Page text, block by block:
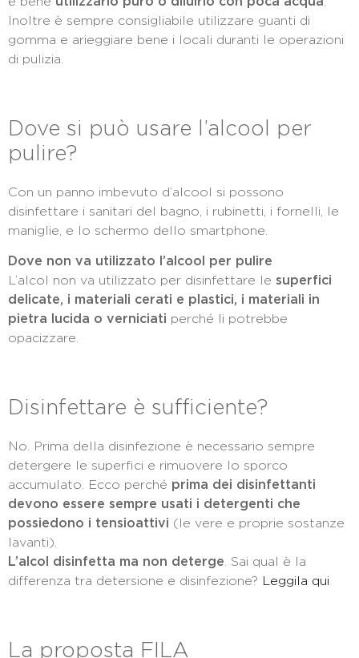
Inoltre è sempre consigliabile utilizzare guanti di
gomma e arieggiare bene i locali duranti le operazioni
di pulizia.
Dove si può usare l’alcool per
pulire?
Con un panno imbevuto d’alcool si possono
disinfettare i sanitari del bagno, i rubinetti, i fornelli, le
maniglie, e lo schermo dello smartphone.
Dove non va utilizzato l’alcool per pulire
L’alcol non va utilizzato per disinfettare le superfici
delicate, i materiali cerati e plastici, i materiali in
pietra lucida o verniciati perché li potrebbe
opacizzare.
Disinfettare è sufficiente?
No. Prima della disinfezione è necessario sempre
detergere le superfici e rimuovere lo sporco
accumulato. Ecco perché prima dei disinfettanti
devono essere sempre usati i detergenti che
possiedono i tensioattivi (le vere e proprie sostanze
lavanti).
L’alcol disinfetta ma non deterge . Sai qual è la
differenza tra detersione e disinfezione?
Leggila qui
La proposta FILA